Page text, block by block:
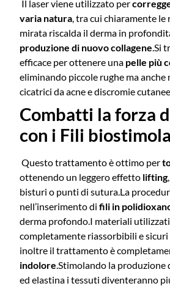
Il laser viene utilizzato per
varia natura, tra cui chiaramente le
mirata riscalda il derma in
produzione di nuovo collagene.Si
efficace per ottenere una pelle più
eliminando piccole rughe ma anche
cicatrici da acne e discromie
Combatti la forza
con i Fili
Questo trattamento è ottimo per
ottenendo un leggero effetto lifting
bisturi o punti di sutura.La
nell’inserimento di fili in
derma profondo.I materiali
completamente riassorbibili e sicuri
inoltre il trattamento è
indolore.Stimolando la produzione
ed elastina i tessuti diventeranno